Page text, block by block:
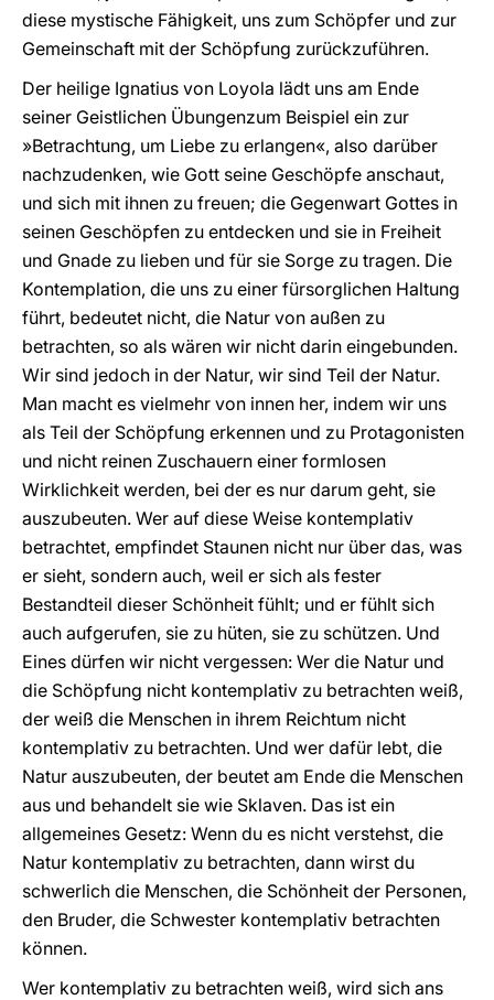
diese mystische Fähigkeit, uns zum Schöpfer und zur
Gemeinschaft mit der Schöpfung zurückzuführen.
Der heilige Ignatius von Loyola lädt uns am Ende
seiner Geistlichen Übungenzum Beispiel ein zur
»Betrachtung, um Liebe zu erlangen«, also darüber
nachzudenken, wie Gott seine Geschöpfe anschaut,
und sich mit ihnen zu freuen; die Gegenwart Gottes in
seinen Geschöpfen zu entdecken und sie in Freiheit
und Gnade zu lieben und für sie Sorge zu tragen. Die
Kontemplation, die uns zu einer fürsorglichen Haltung
führt, bedeutet nicht, die Natur von außen zu
betrachten, so als wären wir nicht darin eingebunden.
Wir sind jedoch in der Natur, wir sind Teil der Natur.
Man macht es vielmehr von innen her, indem wir uns
als Teil der Schöpfung erkennen und zu Protagonisten
und nicht reinen Zuschauern einer formlosen
Wirklichkeit werden, bei der es nur darum geht, sie
auszubeuten. Wer auf diese Weise kontemplativ
betrachtet, empfindet Staunen nicht nur über das, was
er sieht, sondern auch, weil er sich als fester
Bestandteil dieser Schönheit fühlt; und er fühlt sich
auch aufgerufen, sie zu hüten, sie zu schützen. Und
Eines dürfen wir nicht vergessen: Wer die Natur und
die Schöpfung nicht kontemplativ zu betrachten weiß,
der weiß die Menschen in ihrem Reichtum nicht
kontemplativ zu betrachten. Und wer dafür lebt, die
Natur auszubeuten, der beutet am Ende die Menschen
aus und behandelt sie wie Sklaven. Das ist ein
allgemeines Gesetz: Wenn du es nicht verstehst, die
Natur kontemplativ zu betrachten, dann wirst du
schwerlich die Menschen, die Schönheit der Personen,
den Bruder, die Schwester kontemplativ betrachten
können.
Wer kontemplativ zu betrachten weiß, wird sich ans